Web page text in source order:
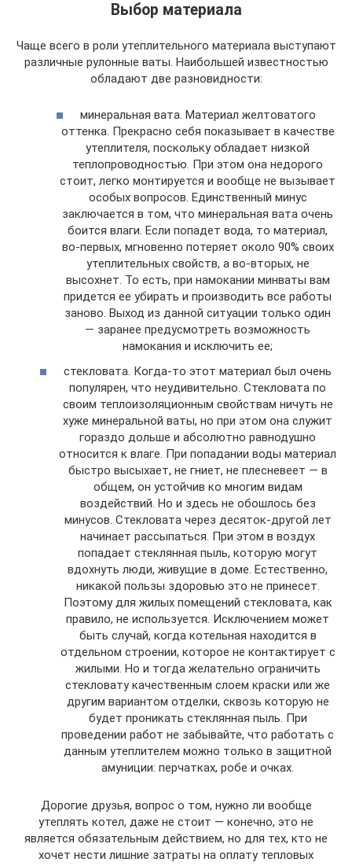
Выбор материала
Чаще всего в роли утеплительного материала выступают
различные рулонные ваты. Наибольшей известностью
обладают две разновидности:
минеральная вата. Материал желтоватого
оттенка. Прекрасно себя показывает в качестве
утеплителя, поскольку обладает низкой
теплопроводностью. При этом она недорого
стоит, легко монтируется и вообще не вызывает
особых вопросов. Единственный минус
заключается в том, что минеральная вата очень
боится влаги. Если попадет вода, то материал,
во-первых, мгновенно потеряет около 90% своих
утеплительных свойств, а во-вторых, не
высохнет. То есть, при намокании минваты вам
придется ее убирать и производить все работы
заново. Выход из данной ситуации только один
— заранее предусмотреть возможность
намокания и исключить ее;
стекловата. Когда-то этот материал был очень
популярен, что неудивительно. Стекловата по
своим теплоизоляционным свойствам ничуть не
хуже минеральной ваты, но при этом она служит
гораздо дольше и абсолютно равнодушно
относится к влаге. При попадании воды материал
быстро высыхает, не гниет, не плесневеет — в
общем, он устойчив ко многим видам
воздействий. Но и здесь не обошлось без
минусов. Стекловата через десяток-другой лет
начинает рассыпаться. При этом в воздух
попадает стеклянная пыль, которую могут
вдохнуть люди, живущие в доме. Естественно,
никакой пользы здоровью это не принесет.
Поэтому для жилых помещений стекловата, как
правило, не используется. Исключением может
быть случай, когда котельная находится в
отдельном строении, которое не контактирует с
жилыми. Но и тогда желательно ограничить
стекловату качественным слоем краски или же
другим вариантом отделки, сквозь которую не
будет проникать стеклянная пыль. При
проведении работ не забывайте, что работать с
данным утеплителем можно только в защитной
амуниции: перчатках, робе и очках.
Дорогие друзья, вопрос о том, нужно ли вообще
утеплять котел, даже не стоит — конечно, это не
является обязательным действием, но для тех, кто не
хочет нести лишние затраты на оплату тепловых